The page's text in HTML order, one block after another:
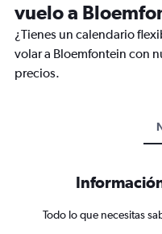
vuelo a
¿Tienes un calendario
volar a Bloemfontein con
precios.
Todo lo que necesitas